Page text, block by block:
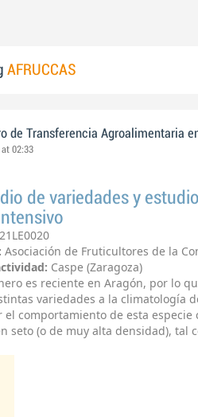
AFRUCCAS
de Transferencia Agroalimentaria
02:33
de variedades y
Asociación de Fruticultores de la
Caspe (Zaragoza)
es reciente en Aragón, por lo
variedades a la climatología
comportamiento de esta
seto (o de muy alta densidad), tal